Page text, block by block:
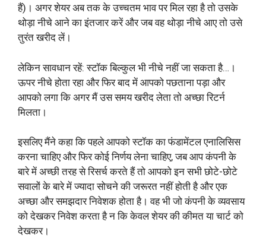
हैं)। अगर शेयर अब तक के उच्चतम भाव पर मिल रहा है तो उसके
थोड़ा नीचे आने का इंतजार करें और जब वह थोड़ा नीचे आए तो उसे
तुरंत खरीद लें।
लेकिन सावधान रहें: स्टॉक बिल्कुल भी नीचे नहीं जा सकता है…।
ऊपर नीचे होता रहा और फिर बाद में आपको पछताना पड़ा और
आपको लगा कि अगर मैं उस समय खरीद लेता तो अच्छा रिटर्न
मिलता।
इसलिए मैंने कहा कि पहले आपको स्टॉक का फंडामेंटल एनालिसिस
करना चाहिए और फिर कोई निर्णय लेना चाहिए, जब आप कंपनी के
बारे में अच्छी तरह से रिसर्च करते हैं तो आपको इन सभी छोटे-छोटे
सवालों के बारे में ज्यादा सोचने की जरूरत नहीं होती है और एक
अच्छा और समझदार निवेशक होता है। वह भी जो कंपनी के व्यवसाय
को देखकर निवेश करता है न कि केवल शेयर की कीमत या चार्ट को
देखकर।